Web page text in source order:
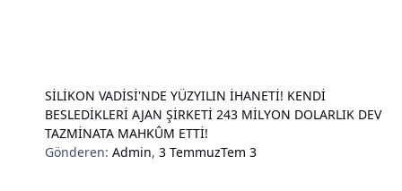
SİLİKON VADİSİ'NDE YÜZYILIN İHANETİ! KENDİ
BESLEDİKLERİ AJAN ŞİRKETİ 243 MİLYON DOLARLIK DEV
TAZMİNATA MAHKÛM ETTİ!
Gönderen:Admin,3 TemmuzTem 3